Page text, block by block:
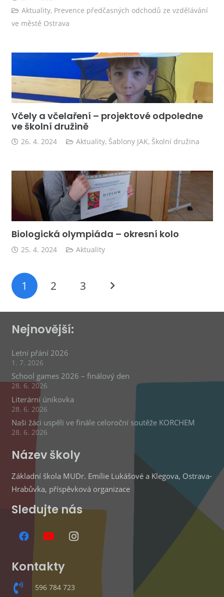
Aktuality, Prevence předčasných odchodů ze vzdělávání
ve městě Ostrava
Včely a včelaření – projektové odpoledne
ve školní družině
26. 4. 2024 Aktuality, Šablony JAK, Školní družina
Biologická olympiáda – okresní kolo
25. 4. 2024 Aktuality
1 2 3
Nejnovější:
Letní přání 2026
1. 7. 2026
School games 2026 – finálový den
28. 6. 2026
Literární únikovka
28. 6. 2026
Naši žáci uspěli ve finále celoroční soutěže KORCHEM
28. 6. 2026
Název školy
Základní škola MUDr. Emílie Lukášové a Klegova, Ostrava-
Hrabůvka, příspěvková organizace
Sledujte nás
Kontakty
596 784 723